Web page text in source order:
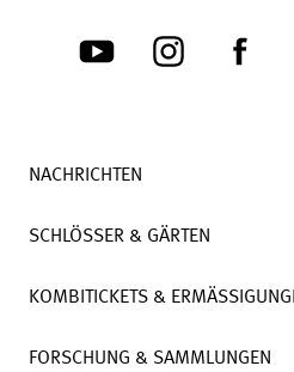
NACHRICHTEN
SCHLÖSSER & GÄRTEN
KOMBITICKETS &
FORSCHUNG & SAMMLUNGEN